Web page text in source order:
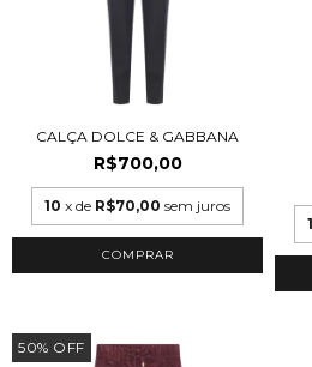
CALÇA DOLCE & GABBANA
R$700,00
10 x de R$70,00 sem juros
50% OFF